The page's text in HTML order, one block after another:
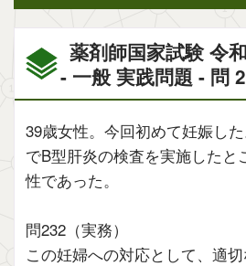
薬剤師国家試験 令
- 一般 実践問題 - 問
39歳女性。今回初めて妊娠し
でB型肝炎の検査を実施したと
性であった。
問232（実務）
この妊婦への対応として、適